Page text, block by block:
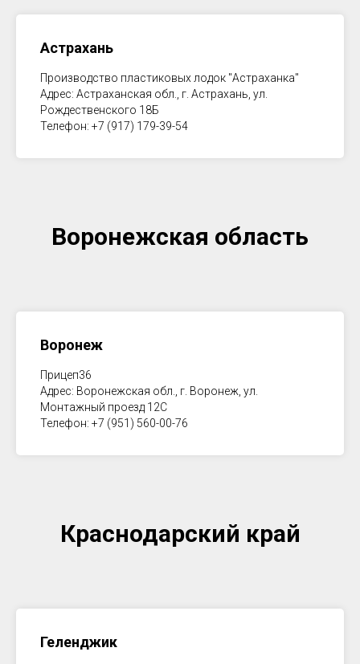
Астрахань
Производство пластиковых лодок "Астраханка"
Адрес: Астраханская обл., г. Астрахань, ул.
Рождественского 18Б
Телефон: +7 (917) 179-39-54
Воронежская область
Воронеж
Прицеп36
Адрес: Воронежская обл., г. Воронеж, ул.
Монтажный проезд 12С
Телефон: +7 (951) 560-00-76
Краснодарский край
Геленджик